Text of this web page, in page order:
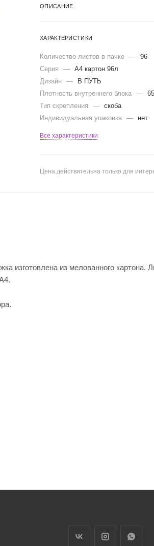
ОПИСАНИЕ
ХАРАКТЕРИСТИКИ
Количество листов в пачке — 96
Серия
— А4 картон 96л
Дизайн —
В ПУТЬ
Плотность внутреннего блока — 65
Тип скрепления
— скоба
Индивидуальная упаковка — нет
Все характеристики
Цена действительна только для
изготовлена из мелованного картона.